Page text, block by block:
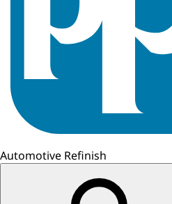
Automotive Refinish